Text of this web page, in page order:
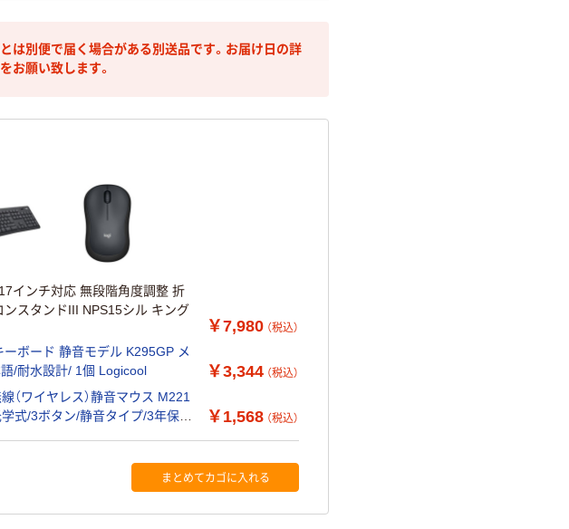
は別便で届く場合がある別送品です。お届け日の詳
お願い致します。
インチ対応 無段階角度調整 折
ンスタンドIII NPS15シル キング
￥7,980 （税込）
ボード 静音モデル K295GP メ
/耐水設計/ 1個 Logicool
￥3,344 （税込）
（ワイヤレス）静音マウス M221
式/3ボタン/静音タイプ/3年保証
￥1,568 （税込）
まとめてカゴに入れる